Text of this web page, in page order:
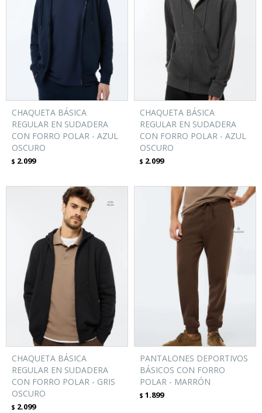
CHAQUETA BÁSICA
REGULAR EN SUDADERA
CON FORRO POLAR - AZUL
OSCURO
$ 2.099
CHAQUETA BÁSICA
REGULAR EN SUDADERA
CON FORRO POLAR - AZUL
OSCURO
$ 2.099
CHAQUETA BÁSICA
REGULAR EN SUDADERA
CON FORRO POLAR - GRIS
OSCURO
$ 2.099
PANTALONES DEPORTIVOS
BÁSICOS CON FORRO
POLAR - MARRÓN
$ 1.899